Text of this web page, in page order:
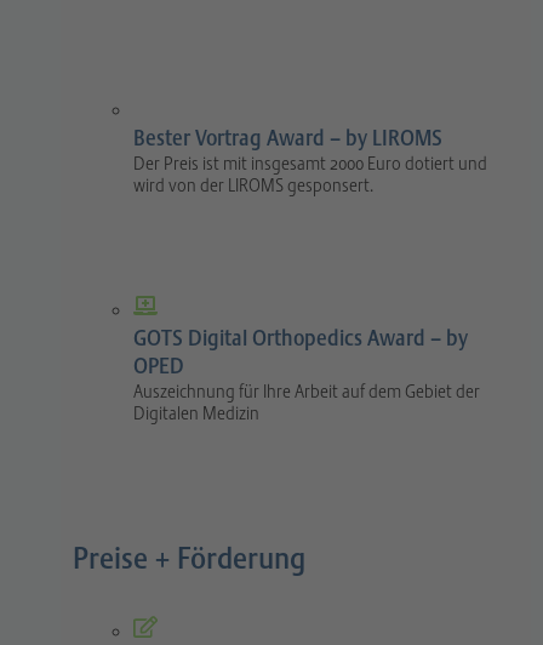
Bester Vortrag Award – by LIROMS
Der Preis ist mit insgesamt 2000 Euro dotiert und
wird von der LIROMS gesponsert.
GOTS Digital Orthopedics Award – by
OPED
Auszeichnung für Ihre Arbeit auf dem Gebiet der
Digitalen Medizin
Preise + Förderung